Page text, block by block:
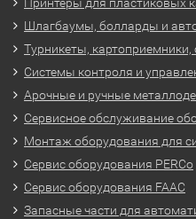
Принтеры для пластиковых
Шлагбаумы, болларды и
Турникеты, картоприемники,
Системы контроля и
Арочные и ручные
Сервисное обслуживание
Монтаж оборудования для
Сервис оборудования PERCo
Сервис оборудования FAAC
Запасные части для